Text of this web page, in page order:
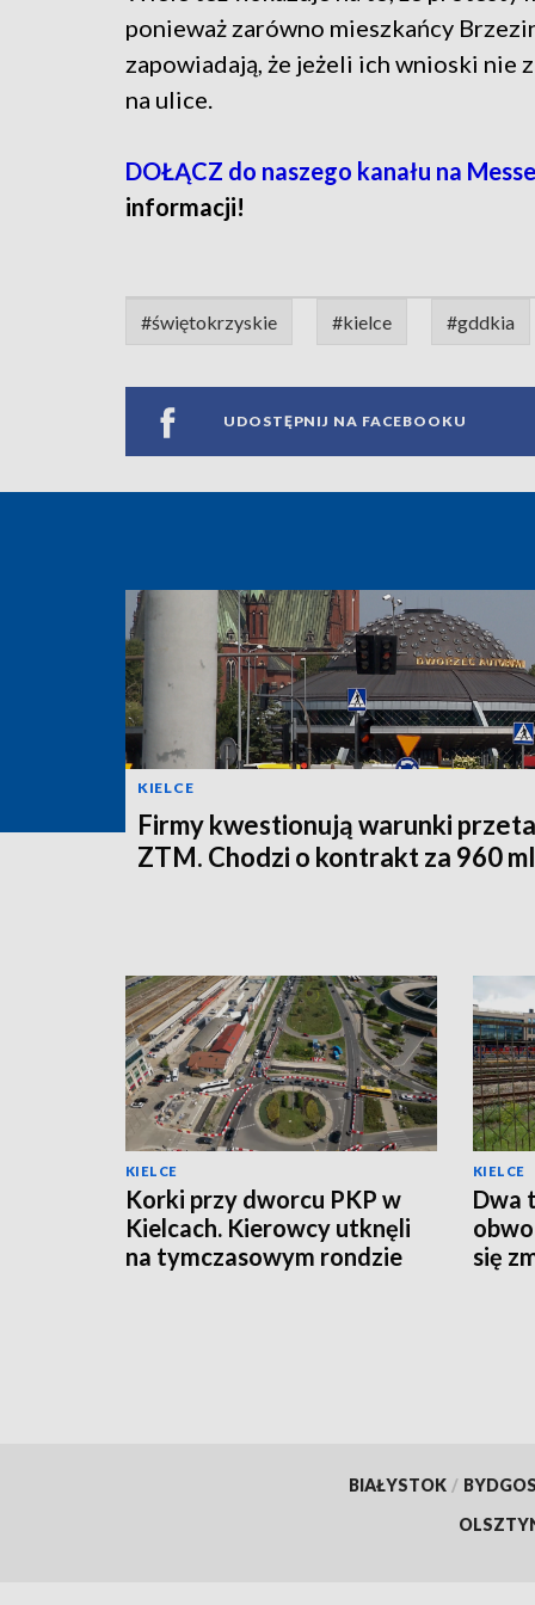
ponieważ zarówno mieszkańcy
zapowiadają, że jeżeli ich wnioski nie
na ulice.
DOŁĄCZ do naszego kanału na
informacji!
#świętokrzyskie #kielce #gddkia
UDOSTĘPNIJ NA FACEBOOKU
KIELCE
Firmy kwestionują warunki
ZTM. Chodzi o kontrakt za 960
KIELCE
Korki przy dworcu PKP w
Kielcach. Kierowcy utknęli
na tymczasowym rondzie
KIELCE
Dwa
się
BIAŁYSTOK /